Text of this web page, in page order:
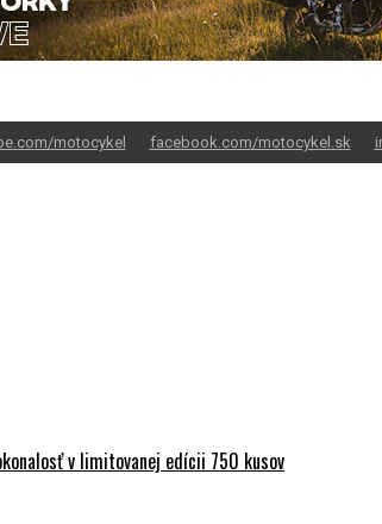
motocykel facebook.com/motocykel.sk
v limitovanej edícii 750 kusov